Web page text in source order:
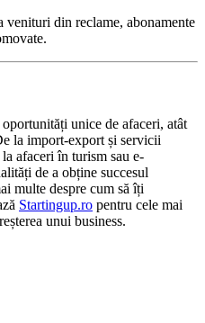
venituri din reclame, abonamente
unice de afaceri, atât
la import-export și servicii
afaceri în turism sau e-
de a obține succesul
multe despre cum să îți
Startingup.ro pentru cele mai
unui business.